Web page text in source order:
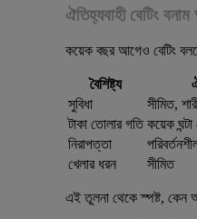
ঐতিহ্যবাহী বেটিং
কয়েক বছর আগেও বেটিং
বৈশিষ্ট্য
সুবিধা
সীমিত,
টাকা তোলার গতি কয়েক
নিরাপত্তা
খেলার ধরন
সীমিত
এই তুলনা থেকে স্পষ্ট, কেন